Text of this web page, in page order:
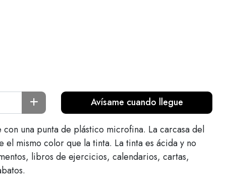
Avísame cuando llegue
con una punta de plástico microfina. La carcasa del
el mismo color que la tinta. La tinta es ácida y no
libros de ejercicios, calendarios, cartas,